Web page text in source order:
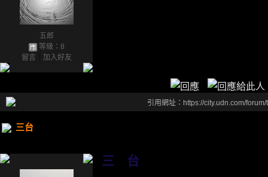
五郎
等級：8
留言
加入好友
引用網址：https://city.udn.com/
三台
三 台